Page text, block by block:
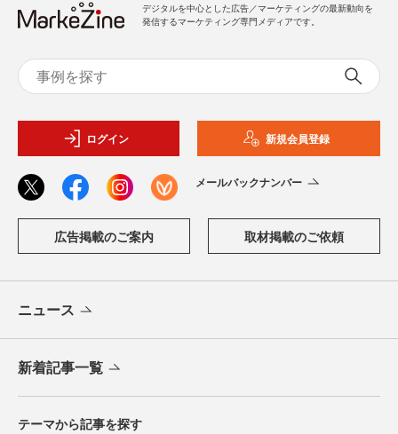
デジタルを中心とした広告／マーケティングの最新動向を
発信するマーケティング専門メディアです。
ログイン 新規会員登録
メールバックナンバー
広告掲載のご案内 取材掲載のご依頼
ニュース
新着記事一覧
テーマから記事を探す